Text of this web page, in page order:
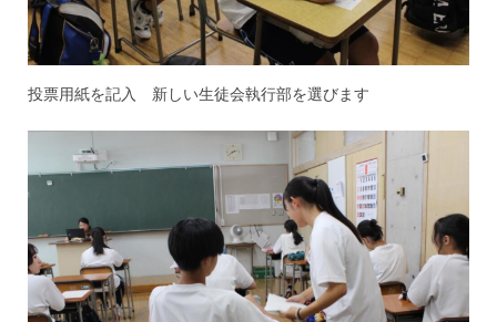
投票用紙を記入 新しい生徒会執行部を選びます